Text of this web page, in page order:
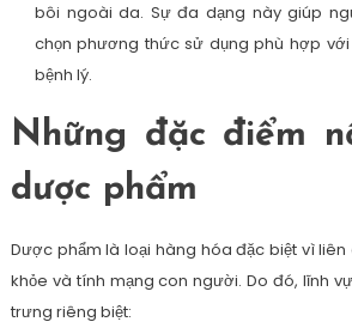
bôi ngoài da. Sự đa dạng này giúp
chọn phương thức sử dụng phù hợp
bệnh lý.
Những đặc điểm
dược phẩm
Dược phẩm là loại hàng hóa đặc biệt vì
khỏe và tính mạng con người. Do đó, lĩnh
trưng riêng biệt: